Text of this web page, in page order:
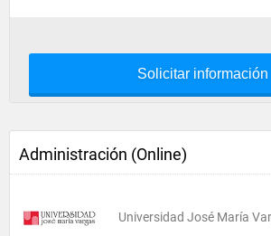
Solicitar información
Administración (Online)
Universidad José María